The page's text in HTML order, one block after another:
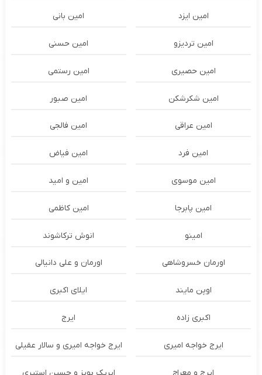
امین ایزد امین بانی
امین تردیزو امین حسنی
امین حصیری امین رستمی
امین شکرشکن امین صبور
امین عراقی امین فالجی
امین فرد امین فیاض
امین موسوی امین و امید
امین پابرجا امین کاظمی
امینو انوش ترکاشوند
اورمان خسروشاهی اورمان و علی دانیالی
اوپن مایند ايلاى اكبرى
اکبری زاده ایرج
ایرج خواجه امیری ایرج خواجه امیری و سالار عقیلی
ایرج و معراج ایریک بویز و حسین استیری